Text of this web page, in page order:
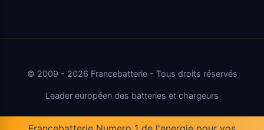
© 2009 - 2026 Francebatterie - Tous droits réservés
Leader européen des batteries et chargeurs